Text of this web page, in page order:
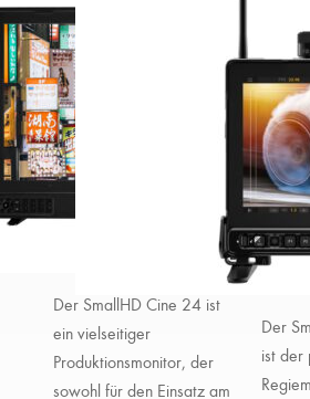
Der SmallHD Cine 24 ist
ein vielseitiger
Produktionsmonitor, der
sowohl für den Einsatz am
Der
ist der